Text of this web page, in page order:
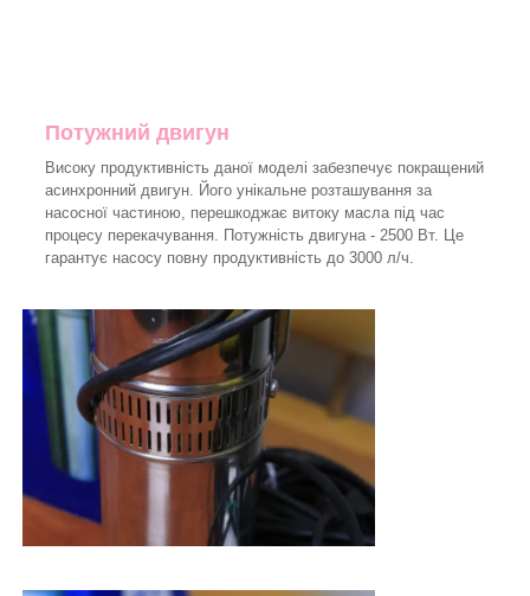
Потужний двигун
Високу продуктивність даної моделі забезпечує покращений
асинхронний двигун. Його унікальне розташування за
насосної частиною, перешкоджає витоку масла під час
процесу перекачування. Потужність двигуна - 2500 Вт. Це
гарантує насосу повну продуктивність до 3000 л/ч.